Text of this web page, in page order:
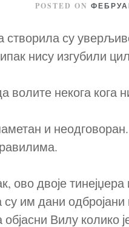
POSTED ON
створила су
нису изгубили
волите некога кога
и
тинејџера
су им дани
Вилу колико